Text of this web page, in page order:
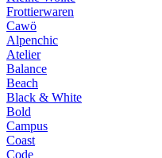
Frottierwaren
Cawö
Alpenchic
Atelier
Balance
Beach
Black & White
Bold
Campus
Coast
Code